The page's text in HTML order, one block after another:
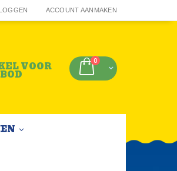
ACCOUNT AANMAKEN
Winkelwagen
0producten
VOOR